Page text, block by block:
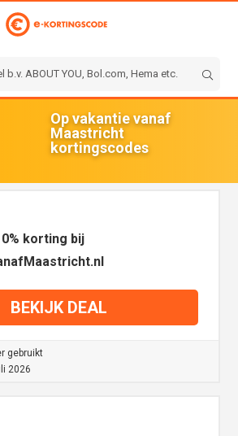
Op vakantie vanaf
Maastricht
kortingscodes
korting bij
BEKIJK DEAL
gebruikt
2026